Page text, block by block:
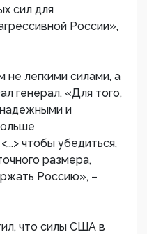
сил для
России»,
не легкими силами, а
генерал. «Для того,
и
чтобы убедиться,
размера,
Россию», –
что силы США в